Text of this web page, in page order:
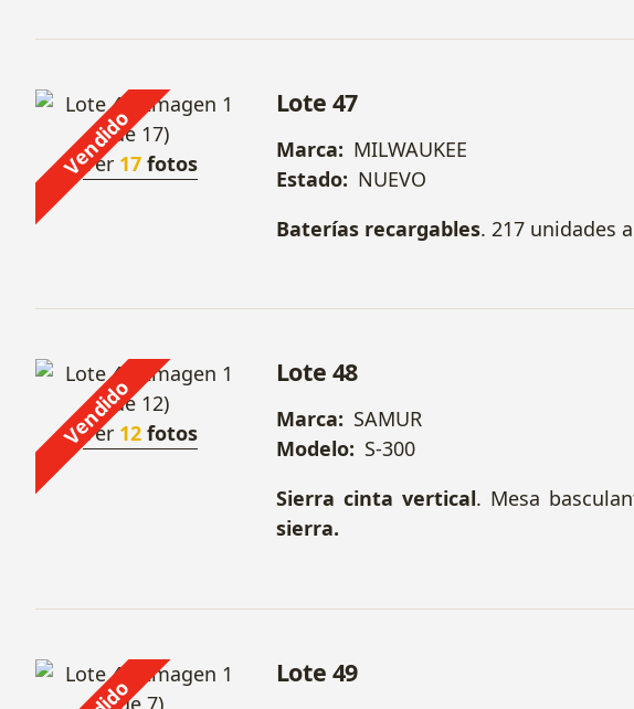
Vendido
Ver 17 fotos
Lote 47
Marca: MILWAUKEE
Estado: NUEVO
Baterías recargables. 217 unidades
Vendido
Ver 12 fotos
Lote 48
Marca: SAMUR
Modelo: S-300
Sierra cinta vertical. Mesa
sierra.
Lote 49